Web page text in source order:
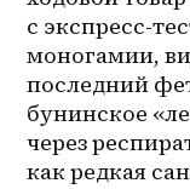
с экспресс-
моногамии,
последний
бунинское
через
как редкая